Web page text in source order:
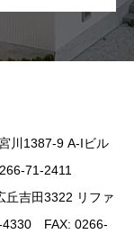
1387-9 A-Iビル
71-2411
丘吉田3322 リファ
FAX: 0266-